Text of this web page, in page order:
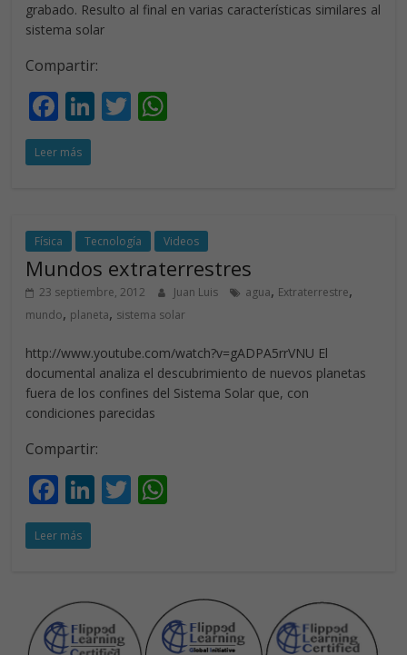
grabado. Resulto al final en varias características similares al
sistema solar
Compartir:
F
ac
e
o
o
k
Li
dI
n
T
A
p
p
Leer más
Física Tecnología Videos
Mundos extraterrestres
23 septiembre, 2012 Juan Luis agua, Extraterrestre,
mundo, planeta, sistema solar
http://www.youtube.com/watch?v=gADPA5rrVNU El
documental analiza el descubrimiento de nuevos planetas
fuera de los confines del Sistema Solar que, con
condiciones parecidas
Compartir:
F
ac
e
o
o
Li
dI
n
T
A
p
Leer más